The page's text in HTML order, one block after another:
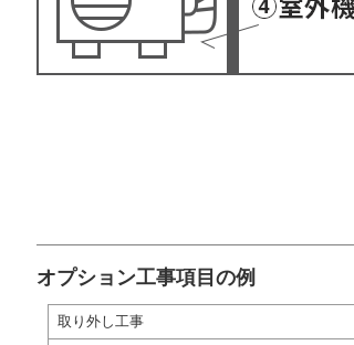
オプション工事項目の例
取り外し工事